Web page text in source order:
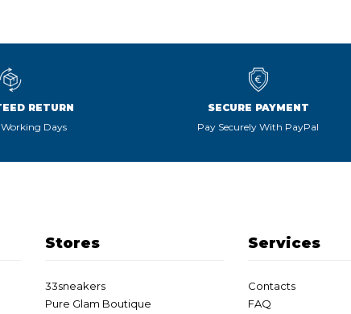
RETURN
Days
SECURE PAYMENT
Pay Securely With PayPal
Stores
33sneakers
Pure Glam Boutique
Services
Contacts
FAQ